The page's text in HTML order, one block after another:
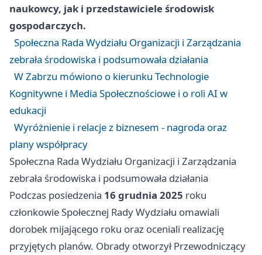
naukowcy, jak i przedstawiciele środowisk
gospodarczych.
Społeczna Rada Wydziału Organizacji i Zarządzania
zebrała środowiska i podsumowała działania
W Zabrzu mówiono o kierunku Technologie
Kognitywne i Media Społecznościowe i o roli AI w
edukacji
Wyróżnienie i relacje z biznesem - nagroda oraz
plany współpracy
Społeczna Rada Wydziału Organizacji i Zarządzania
zebrała środowiska i podsumowała działania
Podczas posiedzenia 16 grudnia 2025 roku
członkowie Społecznej Rady Wydziału omawiali
dorobek mijającego roku oraz oceniali realizację
przyjętych planów. Obrady otworzył Przewodniczący